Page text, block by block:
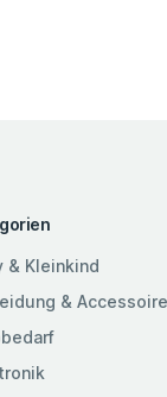
& Kleinkind
&